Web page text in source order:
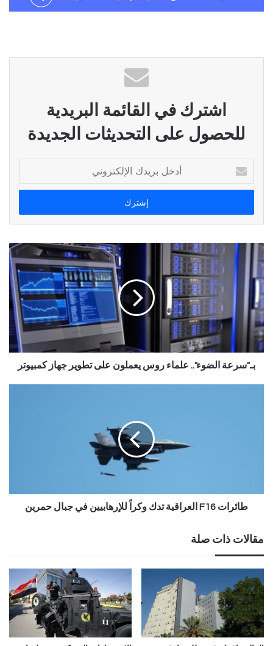
اشترك في القائمة البريدية
للحصول على التحديثات الجديدة
بريدك
الإلكتروني
بـ"سرعة الضوء".. علماء روس يعملون على تطوير جهاز كمبيوتر
طائرات F16 العراقية تدك وكراً للإرهابيين في جبال حمرين
مقالات ذات صلة